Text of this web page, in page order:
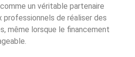
un véritable partenaire
professionnels de réaliser des
même lorsque le financement